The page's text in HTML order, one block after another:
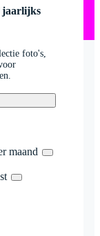
jaarlijks
foto's,
maand